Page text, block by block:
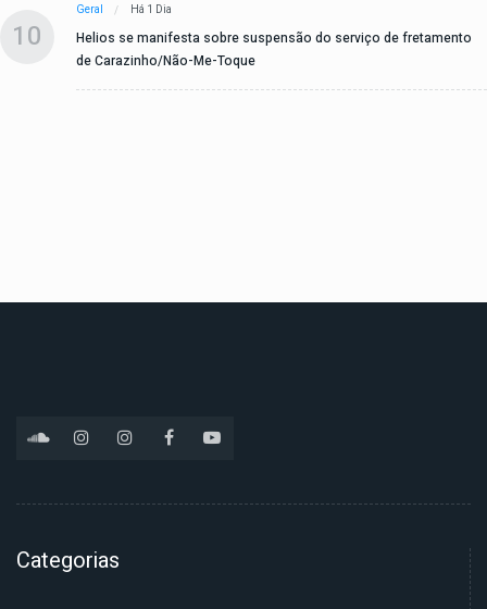
10
Geral Há 1 Dia
Helios se manifesta sobre suspensão do serviço de fretamento
de Carazinho/Não-Me-Toque
Categorias